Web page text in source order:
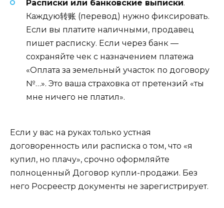
Расписки или банковские выписки.
Каждую转账 (перевод) нужно фиксировать.
Если вы платите наличными, продавец
пишет расписку. Если через банк —
сохраняйте чек с назначением платежа
«Оплата за земельный участок по договору
№…». Это ваша страховка от претензий «ты
мне ничего не платил».
Если у вас на руках только устная
договоренность или расписка о том, что «я
купил, но плачу», срочно оформляйте
полноценный Договор купли-продажи. Без
него Росреестр документы не зарегистрирует.